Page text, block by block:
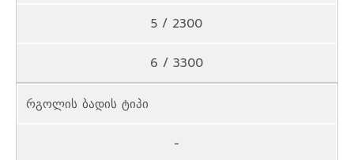
5 / 2300
6 / 3300
რგოლის ბადის ტიპი
-